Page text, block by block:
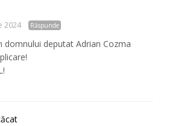
2024 Răspunde
domnului deputat Adrian Cozma